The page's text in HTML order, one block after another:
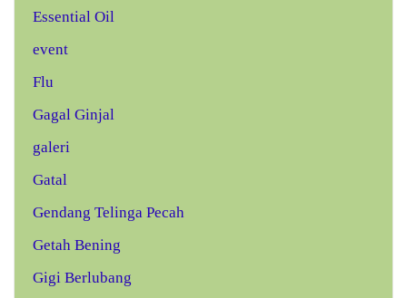
Essential Oil
event
Flu
Gagal Ginjal
galeri
Gatal
Gendang Telinga Pecah
Getah Bening
Gigi Berlubang